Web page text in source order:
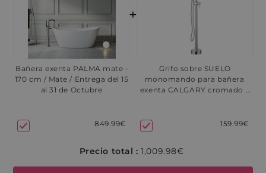
Bañera exenta PALMA mate -
170 cm / Mate / Entrega del 15
al 31 de Octubre
849.99€
+
Grifo sobre SUELO
monomando para bañera
exenta CALGARY cromado -
159.99€
Precio total : 1,009.98€